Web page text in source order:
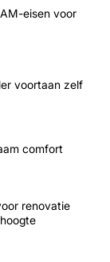
eisen voor
voortaan zelf
comfort
renovatie